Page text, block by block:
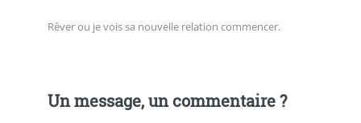
Rêver ou je vois sa nouvelle relation commencer.
Un message, un commentaire ?